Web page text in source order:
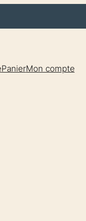
PanierMon compte